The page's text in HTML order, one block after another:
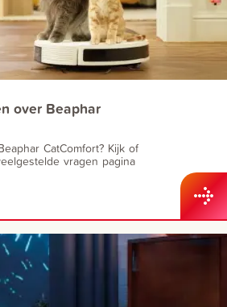
over Beaphar
CatComfort? Kijk of
vragen pagina